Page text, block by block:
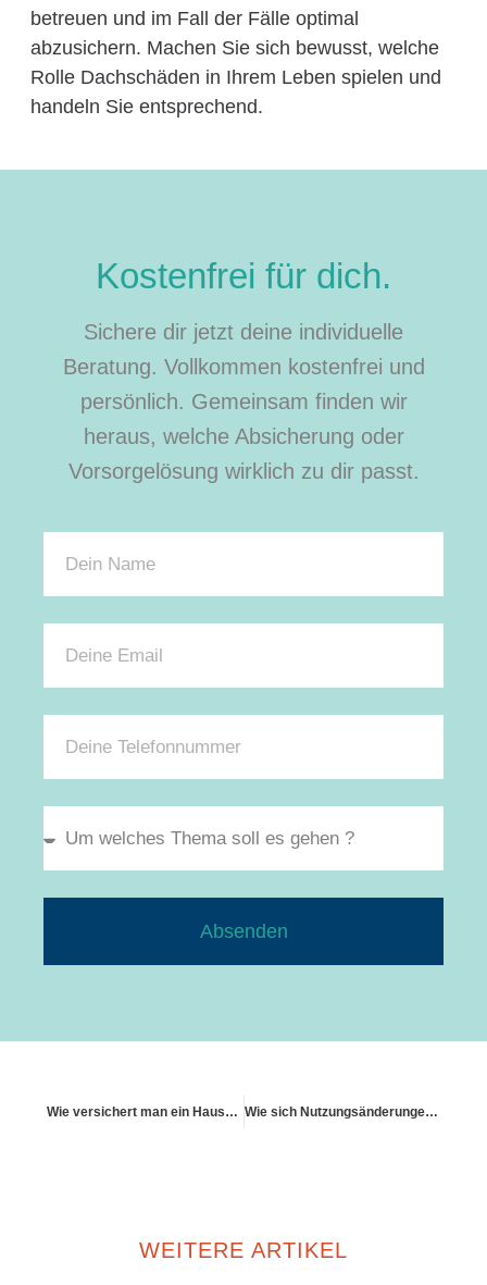
betreuen und im Fall der Fälle optimal
abzusichern. Machen Sie sich bewusst, welche
Rolle Dachschäden in Ihrem Leben spielen und
handeln Sie entsprechend.
Kostenfrei für dich.
Sichere dir jetzt deine individuelle
Beratung. Vollkommen kostenfrei und
persönlich. Gemeinsam finden wir
heraus, welche Absicherung oder
Vorsorgelösung wirklich zu dir passt.
Absenden
Wie versichert man ein Hausboot als Wohngebäude? Wie sich Nutzungsänderungen auf den Versicherungsvertrag auswirken
WEITERE ARTIKEL